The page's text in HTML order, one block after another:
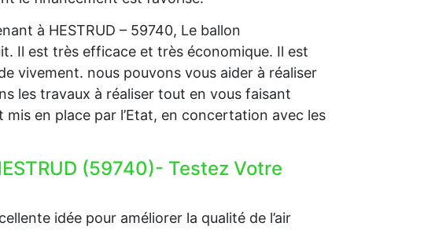
à HESTRUD – 59740, Le ballon
Il est très efficace et très économique. Il est
vivement. nous pouvons vous aider à réaliser
les travaux à réaliser tout en vous faisant
en place par l’Etat, en concertation avec les
(59740)- Testez Votre
idée pour améliorer la qualité de l’air